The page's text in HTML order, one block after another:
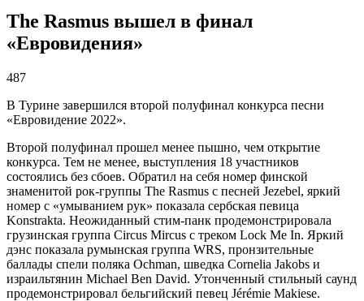
The Rasmus вышел в финал
«Евровидения»
487
В Турине завершился второй полуфинал конкурса песни
«Евровидение 2022».
Второй полуфинал прошел менее пышно, чем открытие
конкурса. Тем не менее, выступления 18 участников
состоялись без сбоев. Обратил на себя номер финской
знаменитой рок-группы The Rasmus с песней Jezebel, яркий
номер с «умыванием рук» показала сербская певица
Konstrakta. Неожиданный стим-панк продемонстрировала
грузинская группа Circus Mircus с треком Lock Me In. Яркий
дэнс показала румынская группа WRS, пронзительные
баллады спели поляка Ochman, шведка Cornelia Jakobs и
израильтянин Michael Ben David. Утонченный стильный саунд
продемонстрировал бельгийский певец Jérémie Makiese.